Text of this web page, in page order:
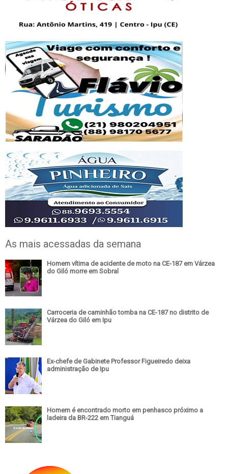
As mais acessadas da semana
Homem vítima de acidente de moto na CE-187 em Várzea
do Giló morre em Sobral
Carroceria de caminhão tomba na CE-187 no distrito de
Várzea do Giló em Ipu
Ex-chefe de Gabinete Professor Figueiredo deixa
administração de Ipu
Homem é encontrado morto em penhasco próximo a
ladeira da BR-222 em Tianguá